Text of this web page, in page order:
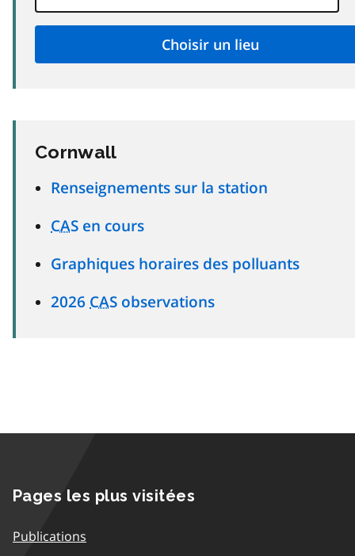
Cornwall
Renseignements sur la station
CAS en cours
Graphiques horaires des polluants
2026 CAS observations
Pages les plus visitées
Publications